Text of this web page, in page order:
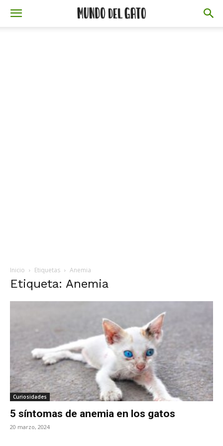
Inicio Etiquetas Anemia
Etiqueta: Anemia
Curiosidades
5 síntomas de anemia en los gatos
20 marzo, 2024